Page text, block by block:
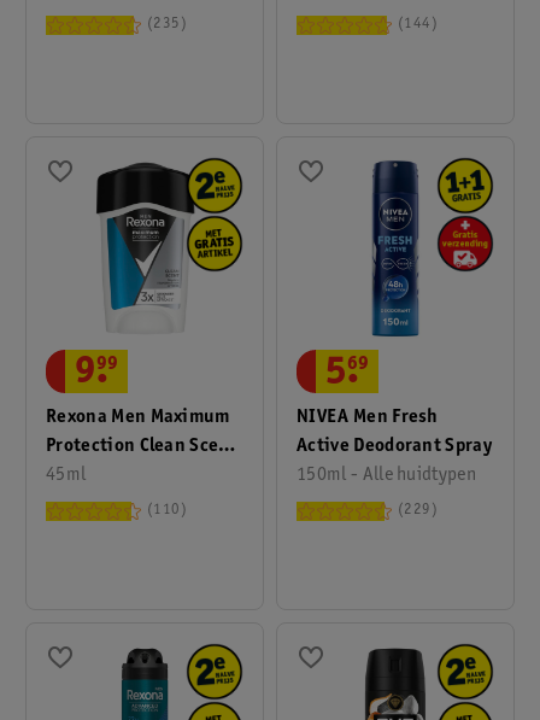
Antitranspirant
235 144
Rexona Men Maximum
Protection Clean Scent
Antitranspirant Crème
Stick
45ml
9.
99
110
NIVEA Men Fresh
Active Deodorant Spray
150ml - Alle huidtypen
5.
69
229